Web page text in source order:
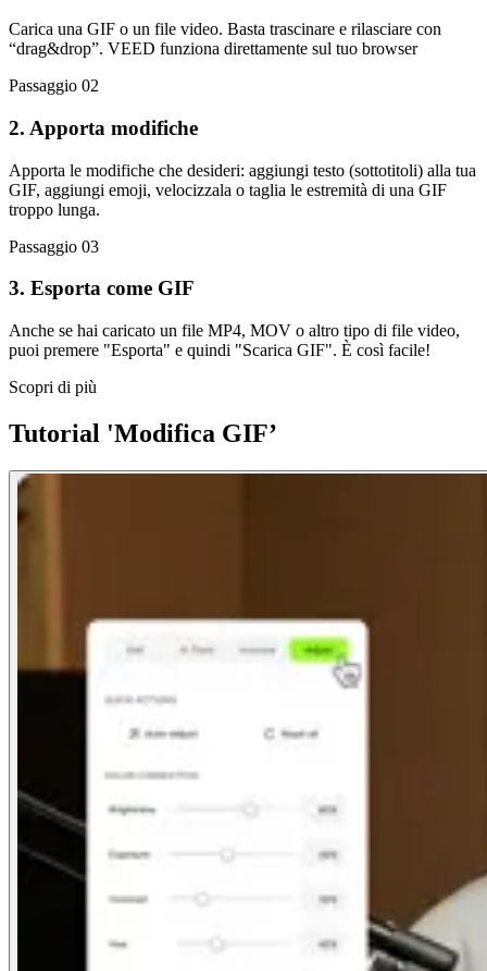
Carica una GIF o un file video. Basta trascinare e rilasciare con
“drag&drop”. VEED funziona direttamente sul tuo browser
Passaggio 02
2. Apporta modifiche
Apporta le modifiche che desideri: aggiungi testo (sottotitoli) alla tua
GIF, aggiungi emoji, velocizzala o taglia le estremità di una GIF
troppo lunga.
Passaggio 03
3. Esporta come GIF
Anche se hai caricato un file MP4, MOV o altro tipo di file video,
puoi premere "Esporta" e quindi "Scarica GIF". È così facile!
Scopri di più
Tutorial 'Modifica GIF’